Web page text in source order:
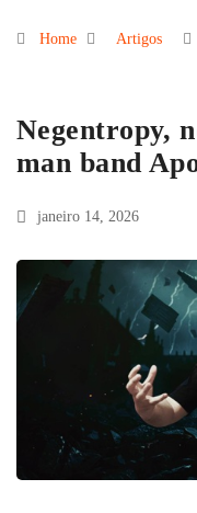
Home Artigos
Negentropy,
man band
janeiro 14, 2026